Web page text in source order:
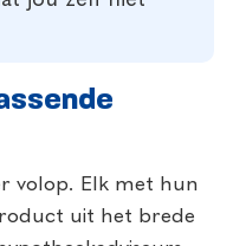
volop. Elk met hun
uit het brede